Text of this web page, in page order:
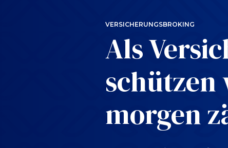
VERSICHERUNGSBROKING
Als
schützen
morgen